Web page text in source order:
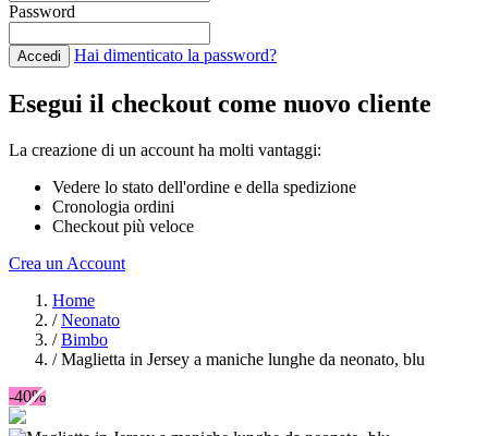
Password
Accedi Hai dimenticato la password?
Esegui il checkout come nuovo cliente
La creazione di un account ha molti vantaggi:
Vedere lo stato dell'ordine e della spedizione
Cronologia ordini
Checkout più veloce
Crea un Account
Home
/ Neonato
/ Bimbo
/ Maglietta in Jersey a maniche lunghe da neonato, blu
-40%